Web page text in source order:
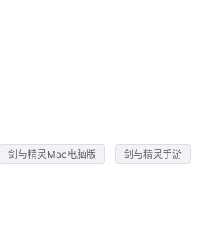
剑与精灵Mac电脑版
剑与精灵手游